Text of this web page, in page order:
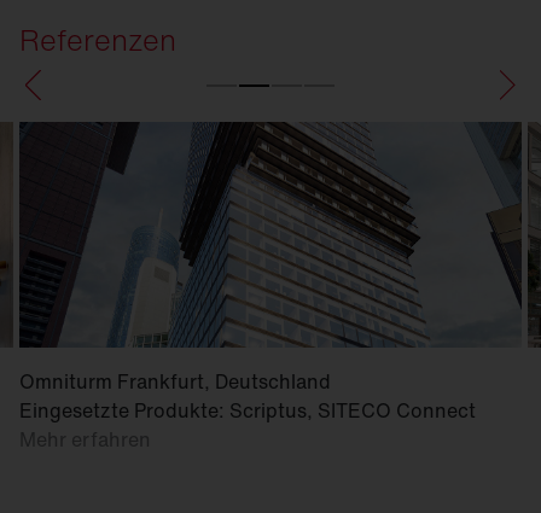
Referenzen
Omniturm Frankfurt, Deutschland
Eingesetzte Produkte: Scriptus, SITECO Connect
Mehr erfahren